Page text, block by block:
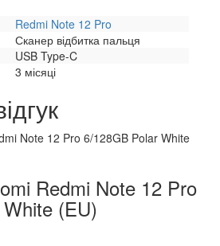
Redmi Note 12 Pro
Сканер відбитка пальця
USB Type-C
3 місяці
Redmi Note 12 Pro
(EU)